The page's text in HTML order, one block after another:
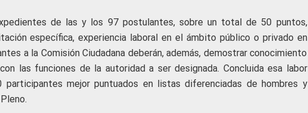
de las y los 97 postulantes, sobre un total de 50 puntos,
específica, experiencia laboral en el ámbito público o privado en
a la Comisión Ciudadana deberán, además, demostrar conocimiento
las funciones de la autoridad a ser designada. Concluida esa labor
mejor puntuados en listas diferenciadas de hombres y